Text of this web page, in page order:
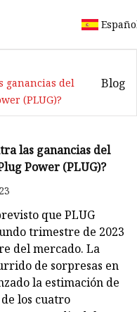
ganancias del
(PLUG)?
Blog
las ganancias del
Power (PLUG)?
que PLUG
trimestre de 2023
del mercado. La
de sorpresas en
la estimación de
los cuatro